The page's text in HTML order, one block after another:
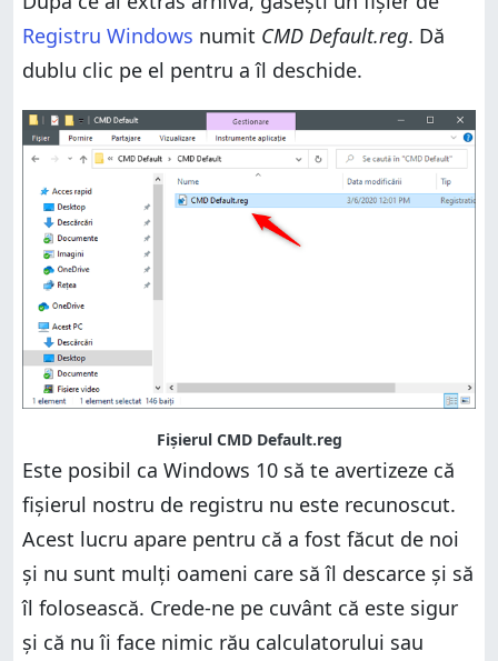
Registru Windows numit CMD Default.reg. Dă
dublu clic pe el pentru a îl deschide.
Fișierul CMD Default.reg
Este posibil ca Windows 10 să te avertizeze că
fișierul nostru de registru nu este recunoscut.
Acest lucru apare pentru că a fost făcut de noi
și nu sunt mulți oameni care să îl descarce și să
îl folosească. Crede-ne pe cuvânt că este sigur
și că nu îi face nimic rău calculatorului sau